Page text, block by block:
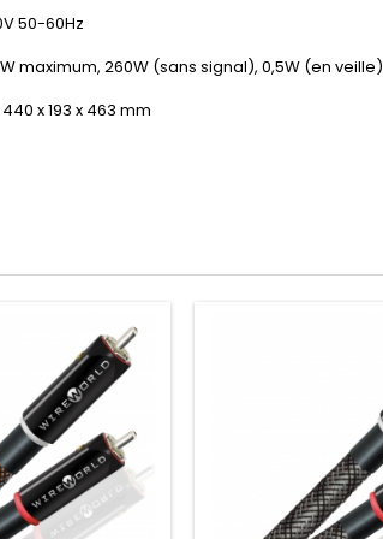
50-60Hz
maximum, 260W (sans signal), 0,5W (en veille)
440 x 193 x 463 mm